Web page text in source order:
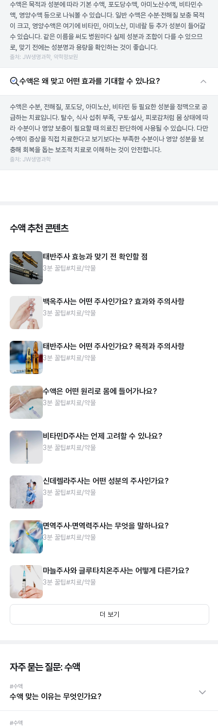
수액은 목적과 성분에 따라 기본 수액, 포도당수액, 아미노산수액, 비타민수
액, 영양수액 등으로 나눠볼 수 있습니다. 일반 수액은 수분·전해질 보충 목적
이 크고, 영양수액은 여기에 비타민, 아미노산, 미네랄 등 추가 성분이 들어갈
수 있습니다. 같은 이름을 써도 병원마다 실제 성분과 조합이 다를 수 있으므
로, 맞기 전에는 성분명과 용량을 확인하는 것이 좋습니다.
출처: JW생명과학, 약학정보원
수액은 왜 맞고 어떤 효과를 기대할 수 있나요?
수액은 수분, 전해질, 포도당, 아미노산, 비타민 등 필요한 성분을 정맥으로 공
급하는 치료입니다. 탈수, 식사 섭취 부족, 구토·설사, 피로감처럼 몸 상태에 따
라 수분이나 영양 보충이 필요할 때 의료진 판단하에 사용될 수 있습니다. 다만
수액이 증상을 직접 치료한다고 보기보다는 부족한 수분이나 영양 성분을 보
충해 회복을 돕는 보조적 치료로 이해하는 것이 안전합니다.
출처: JW생명과학
수액 추천 콘텐츠
태반주사 효능과 맞기 전 확인할 점
3분 꿀팁#치료/약물
백옥주사는 어떤 주사인가요? 효과와 주의사항
3분 꿀팁#치료/약물
태반주사는 어떤 주사인가요? 목적과 주의사항
3분 꿀팁#치료/약물
수액은 어떤 원리로 몸에 들어가나요?
3분 꿀팁#치료/약물
비타민D주사는 언제 고려할 수 있나요?
3분 꿀팁#치료/약물
신데렐라주사는 어떤 성분의 주사인가요?
3분 꿀팁#치료/약물
면역주사·면역력주사는 무엇을 말하나요?
3분 꿀팁#치료/약물
마늘주사와 글루타치온주사는 어떻게 다른가요?
3분 꿀팁#치료/약물
더 보기
자주 묻는 질문: 수액
#수액
수액 맞는 이유는 무엇인가요?
#수액